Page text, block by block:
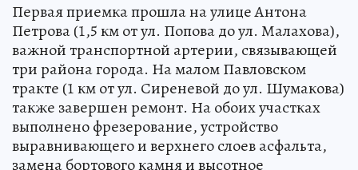
Первая приемка прошла на улице Антона
Петрова (1,5 км от ул. Попова до ул. Малахова),
важной транспортной артерии, связывающей
три района города. На малом Павловском
тракте (1 км от ул. Сиреневой до ул. Шумакова)
также завершен ремонт. На обоих участках
выполнено фрезерование, устройство
выравнивающего и верхнего слоев асфальта,
замена бортового камня и высотное